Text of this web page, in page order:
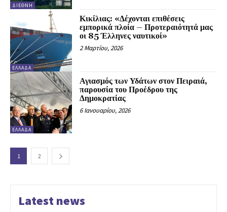
ΔΙΕΘΝΉ
ΕΛΛΆΔΑ
Κικίλιας: «Δέχονται επιθέσεις
εμπορικά πλοία – Προτεραιότητά μας
οι 85 Έλληνες ναυτικοί»
2 Μαρτίου, 2026
ΕΛΛΆΔΑ
Αγιασμός των Υδάτων στον Πειραιά,
παρουσία του Προέδρου της
Δημοκρατίας
6 Ιανουαρίου, 2026
1 2
Latest news